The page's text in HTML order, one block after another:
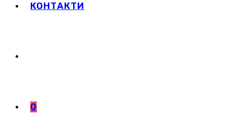
КОНТАКТИ
0